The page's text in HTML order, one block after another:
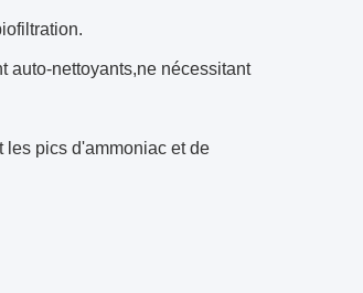
auto-nettoyants,ne nécessitant
les pics d'ammoniac et de